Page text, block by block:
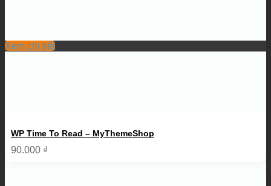
Xem chi tiết
WP Time To Read – MyThemeShop
90.000 ₫